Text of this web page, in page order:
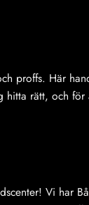
proffs. Här
rätt, och för
Vi har